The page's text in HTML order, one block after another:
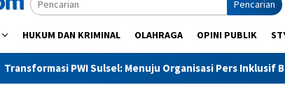
Pencarian
HUKUM DAN KRIMINAL OLAHRAGA OPINI PUBLIK
Menuju Organisasi Pers Inklusif Berbasis Digital